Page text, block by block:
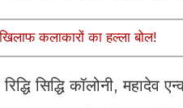
कलाकारों का हल्ला बोल!
सिद्धि कॉलोनी,